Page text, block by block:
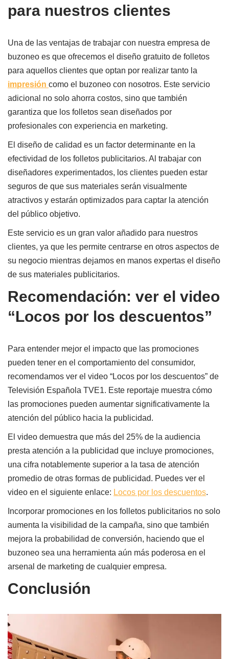
para nuestros clientes
Una de las ventajas de trabajar con nuestra empresa de
buzoneo es que ofrecemos el diseño gratuito de folletos
para aquellos clientes que optan por realizar tanto la
impresión como el buzoneo con nosotros. Este servicio
adicional no solo ahorra costos, sino que también
garantiza que los folletos sean diseñados por
profesionales con experiencia en marketing.
El diseño de calidad es un factor determinante en la
efectividad de los folletos publicitarios. Al trabajar con
diseñadores experimentados, los clientes pueden estar
seguros de que sus materiales serán visualmente
atractivos y estarán optimizados para captar la atención
del público objetivo.
Este servicio es un gran valor añadido para nuestros
clientes, ya que les permite centrarse en otros aspectos de
su negocio mientras dejamos en manos expertas el diseño
de sus materiales publicitarios.
Recomendación: ver el video
“Locos por los descuentos”
Para entender mejor el impacto que las promociones
pueden tener en el comportamiento del consumidor,
recomendamos ver el video “Locos por los descuentos” de
Televisión Española TVE1. Este reportaje muestra cómo
las promociones pueden aumentar significativamente la
atención del público hacia la publicidad.
El video demuestra que más del 25% de la audiencia
presta atención a la publicidad que incluye promociones,
una cifra notablemente superior a la tasa de atención
promedio de otras formas de publicidad. Puedes ver el
video en el siguiente enlace: Locos por los descuentos.
Incorporar promociones en los folletos publicitarios no solo
aumenta la visibilidad de la campaña, sino que también
mejora la probabilidad de conversión, haciendo que el
buzoneo sea una herramienta aún más poderosa en el
arsenal de marketing de cualquier empresa.
Conclusión